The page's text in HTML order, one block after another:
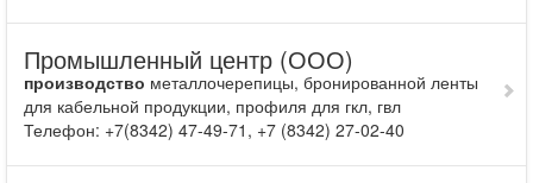
Промышленный центр (ООО)
производство металлочерепицы, бронированной ленты
для кабельной продукции, профиля для гкл, гвл
Телефон: +7(8342) 47-49-71, +7 (8342) 27-02-40